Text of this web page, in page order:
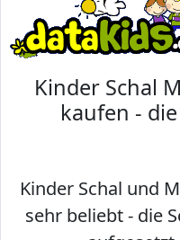
Kinder Schal
kaufen -
Kinder Schal und
sehr beliebt - die